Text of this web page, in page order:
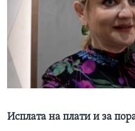
Исплата на плати и за